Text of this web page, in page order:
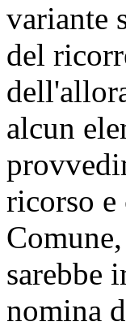
variante
del
alcun
ricorso e
sarebbe
nomina